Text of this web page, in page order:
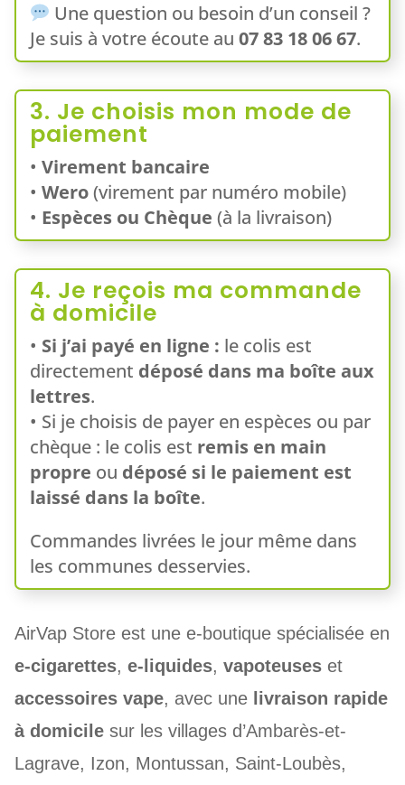
Une question ou besoin d’un conseil ?
Je suis à votre écoute au 07 83 18 06 67.
3. Je choisis mon mode de
paiement
• Virement bancaire
• Wero(virement par numéro mobile)
• Espèces ou Chèque (à la livraison)
4. Je reçois ma commande
à domicile
• Si j’ai payé en ligne : le colis est
directement déposé dans ma boîte aux
lettres.
• Si je choisis de payer en espèces ou par
chèque : le colis est remis en main
propre ou déposé si le paiement est
laissé dans la boîte.
Commandes livrées le jour même dans
les communes desservies.
AirVap Store est une e-boutique spécialisée en
e-cigarettes, e-liquides, vapoteuseset
accessoires vape, avec une livraison rapide
à domicilesur les villages d’Ambarès-et-
Lagrave, Izon, Montussan, Saint-Loubès,